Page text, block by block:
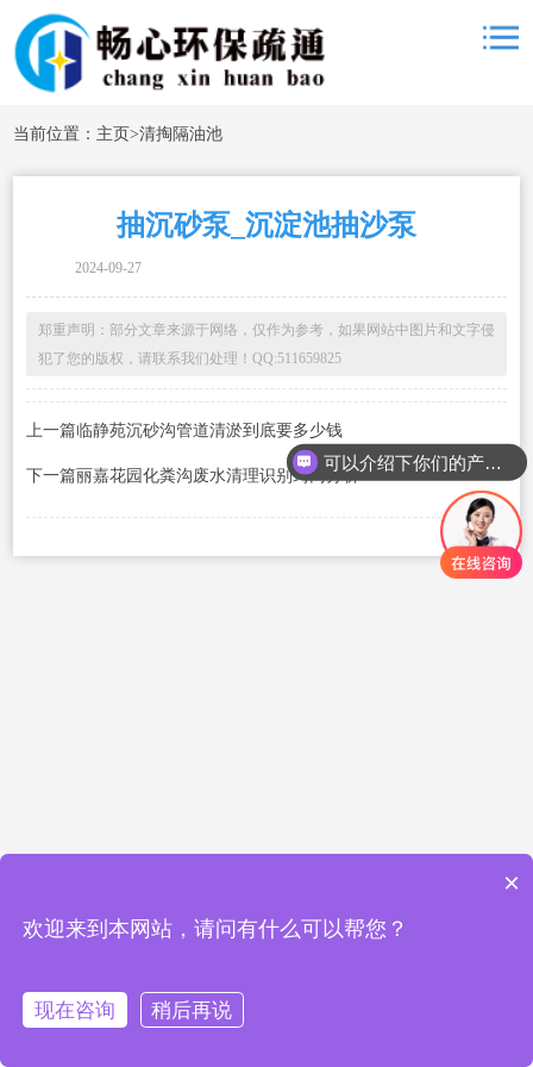
当前位置： 主页>清掏隔油池
抽沉砂泵_沉淀池抽沙泵
2024-09-27
郑重声明：部分文章来源于网络，仅作为参考，如果网站中图片和文字侵
犯了您的版权，请联系我们处理！QQ:511659825
上一篇临静苑沉砂沟管道清淤到底要多少钱
下一篇丽嘉花园化粪沟废水清理识别窍门分析
可以介绍下你们的产品么
×
欢迎来到本网站，请问有什么可以帮您？
现在咨询 稍后再说